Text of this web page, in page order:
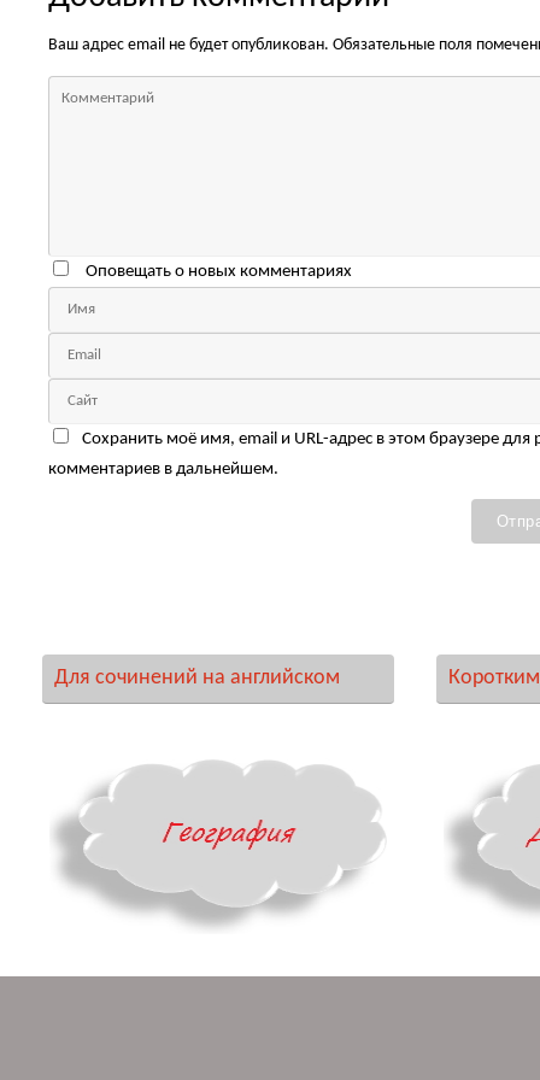
Ваш адрес email не будет опубликован. Обязательные поля
Оповещать о новых комментариях
Сохранить моё имя, email и URL-адрес в этом браузере для
комментариев в дальнейшем.
Для сочинений на английском